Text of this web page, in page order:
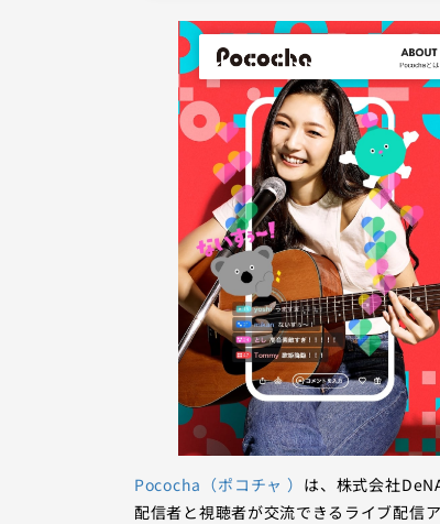
Pococha（ポコチャ ） は、株式会社
配信者と視聴者が交流できるライブ配信ア